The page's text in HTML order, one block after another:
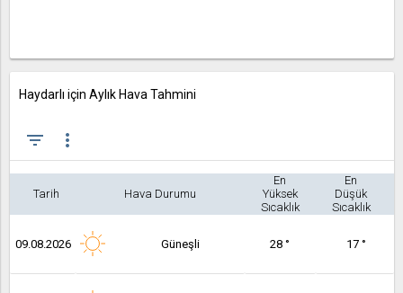
Haydarlı için Aylık Hava Tahmini
filter_list more_vert
Tarih Hava Durumu
En
Yüksek
Sıcaklık
En
Düşük
Sıcaklık
09.08.2026 Güneşli 28 ° 17 °